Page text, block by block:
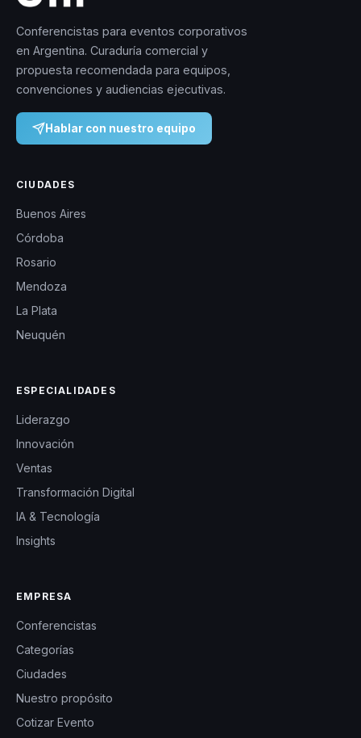
Conferencistas para eventos corporativos
en Argentina. Curaduría comercial y
propuesta recomendada para equipos,
convenciones y audiencias ejecutivas.
Hablar con nuestro equipo
CIUDADES
Buenos Aires
Córdoba
Rosario
Mendoza
La Plata
Neuquén
ESPECIALIDADES
Liderazgo
Innovación
Ventas
Transformación Digital
IA & Tecnología
Insights
EMPRESA
Conferencistas
Categorías
Ciudades
Nuestro propósito
Cotizar Evento